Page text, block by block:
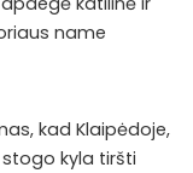
name
kad Klaipėdoje,
kyla tiršti